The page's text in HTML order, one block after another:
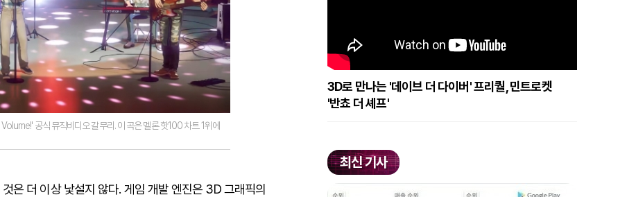
공식 뮤직비디오 갈무리. 이 곡은 멜론 핫100 차트 1위에
은 더 이상 낯설지 않다. 게임 개발 엔진은 3D 그래픽의
3D로 만나는 '데이브 더 다이버' 프리퀄, 민트로켓
'반쵸 더 셰프'
최신 기사